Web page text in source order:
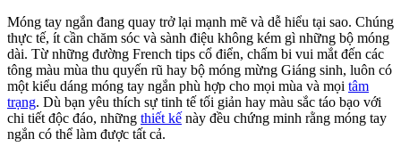
Móng tay ngắn đang quay trở lại mạnh mẽ và dễ hiểu tại sao. Chúng
thực tế, ít cần chăm sóc và sành điệu không kém gì những bộ móng
dài. Từ những đường French tips cổ điển, chấm bi vui mắt đến các
tông màu mùa thu quyến rũ hay bộ móng mừng Giáng sinh, luôn có
một kiểu dáng móng tay ngắn phù hợp cho mọi mùa và mọi tâm
trạng. Dù bạn yêu thích sự tinh tế tối giản hay màu sắc táo bạo với
chi tiết độc đáo, những thiết kế này đều chứng minh rằng móng tay
ngắn có thể làm được tất cả.